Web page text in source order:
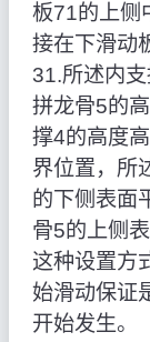
板71的上侧
接在下滑动
31.所述内
拼龙骨5的
撑4的高度
界位置，所
的下侧表面
骨5的上侧
这种设置方
始滑动保证
开始发生。